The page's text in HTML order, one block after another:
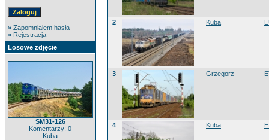
» Zapomniałem hasła
» Rejestracja
Losowe zdjęcie
SM31-126
Komentarzy: 0
Kuba
2 Kuba
3 Grzegorz
4 Kuba